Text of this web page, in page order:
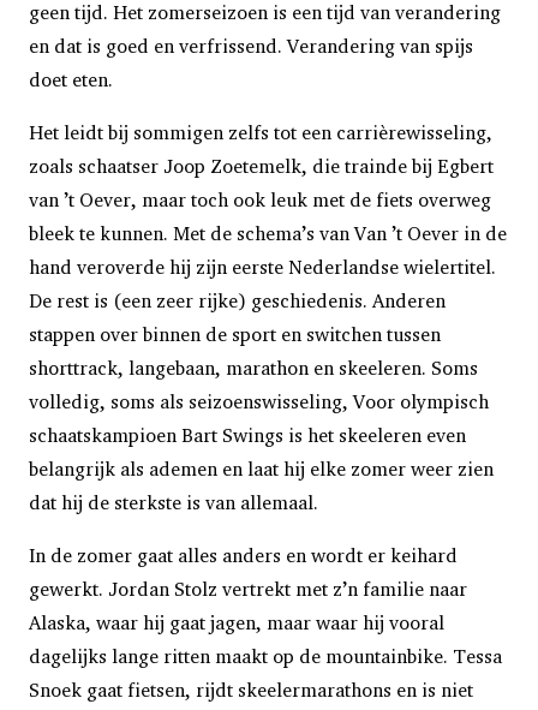
geen tijd. Het zomerseizoen is een tijd van verandering
en dat is goed en verfrissend. Verandering van spijs
doet eten.
Het leidt bij sommigen zelfs tot een carrièrewisseling,
zoals schaatser Joop Zoetemelk, die trainde bij Egbert
van ’t Oever, maar toch ook leuk met de fiets overweg
bleek te kunnen. Met de schema’s van Van ’t Oever in de
hand veroverde hij zijn eerste Nederlandse wielertitel.
De rest is (een zeer rijke) geschiedenis. Anderen
stappen over binnen de sport en switchen tussen
shorttrack, langebaan, marathon en skeeleren. Soms
volledig, soms als seizoenswisseling, Voor olympisch
schaatskampioen Bart Swings is het skeeleren even
belangrijk als ademen en laat hij elke zomer weer zien
dat hij de sterkste is van allemaal.
In de zomer gaat alles anders en wordt er keihard
gewerkt. Jordan Stolz vertrekt met z’n familie naar
Alaska, waar hij gaat jagen, maar waar hij vooral
dagelijks lange ritten maakt op de mountainbike. Tessa
Snoek gaat fietsen, rijdt skeelermarathons en is niet